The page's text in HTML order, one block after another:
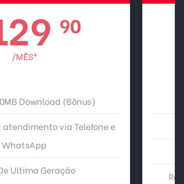
90
/MÊS*
Download (Bônus)
atendimento via Telefone e
WhatsApp
Ultima Geração